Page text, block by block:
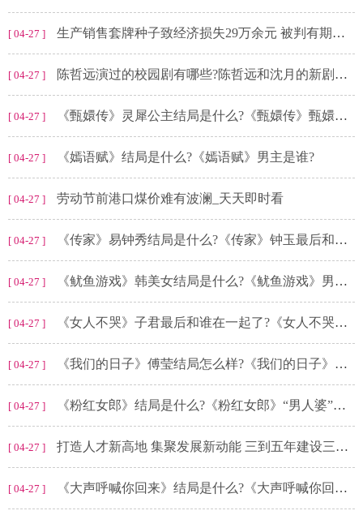
[ 04-27 ] 生产销售套牌种子致经济损失29万余元 被判有期徒刑三年四个月
[ 04-27 ] 陈哲远演过的校园剧有哪些?陈哲远和沈月的新剧是什么?
[ 04-27 ] 《甄嬛传》灵犀公主结局是什么?《甄嬛传》甄嬛有几个女儿?
[ 04-27 ] 《嫣语赋》结局是什么?《嫣语赋》男主是谁?
[ 04-27 ] 劳动节前港口煤价难有波澜_天天即时看
[ 04-27 ] 《传家》易钟秀结局是什么?《传家》钟玉最后和谁在一起?
[ 04-27 ] 《鱿鱼游戏》韩美女结局是什么?《鱿鱼游戏》男主为什么要回去?
[ 04-27 ] 《女人不哭》子君最后和谁在一起了?《女人不哭》邓超饰演的是谁?
[ 04-27 ] 《我们的日子》傅莹结局怎么样?《我们的日子》傅莹是谁演的?
[ 04-27 ] 《粉红女郎》结局是什么?《粉红女郎》“男人婆”最后和谁在一起了?
[ 04-27 ] 打造人才新高地 集聚发展新动能 三到五年建设三十家左右一流大学郑州研究院-全球热闻
[ 04-27 ] 《大声呼喊你回来》结局是什么?《大声呼喊你回来》讲的什么?